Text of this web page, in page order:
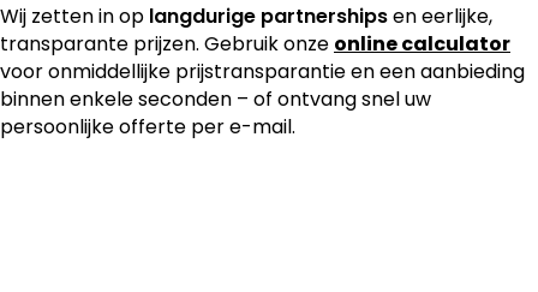
Wij zetten in op langdurige partnershipsen eerlijke,
transparante prijzen. Gebruik onze online calculator
voor onmiddellijke prijstransparantie en een aanbieding
binnen enkele seconden – of ontvang snel uw
persoonlijke offerte per e-mail.